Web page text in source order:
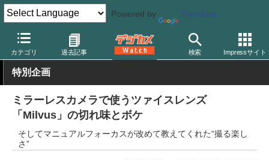
Powered by Translate
カテゴリ 過去記事 検索 Impressサイト
デジカメ Watch レンズ 交換レンズ カールツァイス
特別企画
ミラーレスカメラで使うツァイスレンズ
「Milvus」の切れ味とボケ
そしてマニュアルフォーカスが改めて教えてくれた“撮る楽し
さ”